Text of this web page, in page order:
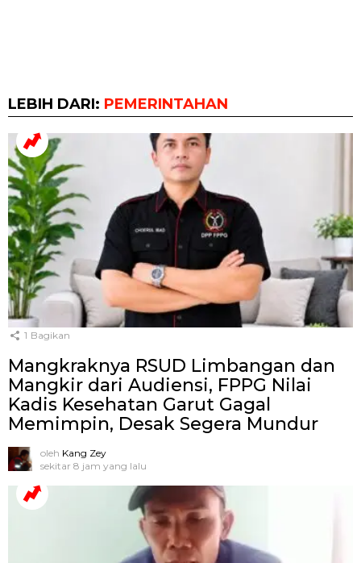
LEBIH DARI: PEMERINTAHAN
1 Bagikan
Mangkraknya RSUD Limbangan dan
Mangkir dari Audiensi, FPPG Nilai
Kadis Kesehatan Garut Gagal
Memimpin, Desak Segera Mundur
oleh Kang Zey
sekitar 8 jam yang lalu